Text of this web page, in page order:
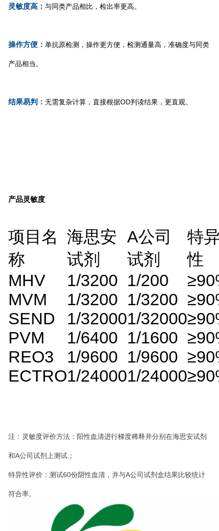
灵敏度高： 与同类产品相比，检出率更高。
操作方便： 单抗原检测，操作更方便，检测通量高，准确度与同类
产品相当。
结果易判： 无需复杂计算，直接根据OD判读结果，更直观。
产品灵敏度
项目名
称
海思安
试剂
A公司
试剂
特
性
MHV
1/3200 1/200
MVM
1/3200 1/3200
SEND
1/320001/32000
PVM
1/6400 1/1600
REO3
1/9600 1/9600
ECTRO1/240001/24000
注：灵敏度评价方法：阳性血清进行梯度稀释并分别在海思安试剂
和A公司试剂上测试；
特异性评价：测试60份阴性血清，并与A公司试剂盒结果比较统计
符合率。